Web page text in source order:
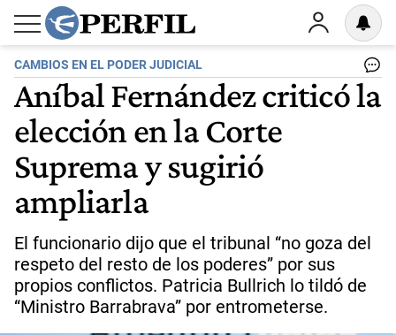
CAMBIOS EN EL PODER JUDICIAL
Aníbal Fernández criticó la
elección en la Corte
Suprema y sugirió
ampliarla
El funcionario dijo que el tribunal “no goza del
respeto del resto de los poderes” por sus
propios conflictos. Patricia Bullrich lo tildó de
“Ministro Barrabrava” por entrometerse.